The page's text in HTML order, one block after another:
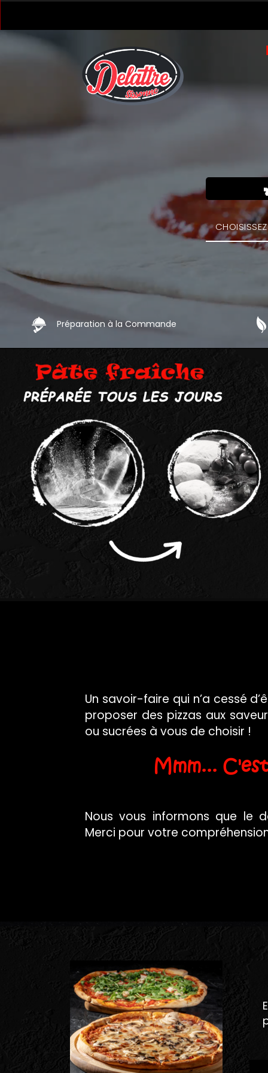
Préparation à la Commande
Un savoir-faire qui n’a cessé
proposer des pizzas aux
ou sucrées à vous de choisir !
Mmm...
Nous vous informons que le
Merci pour votre